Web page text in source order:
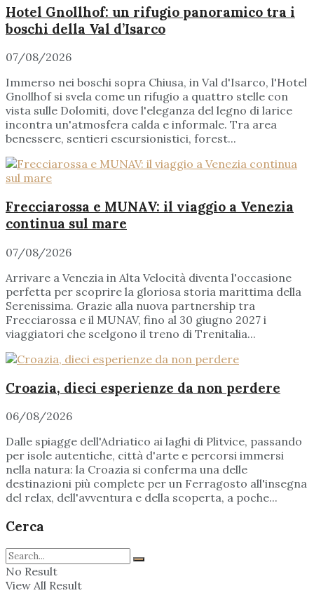
Hotel Gnollhof: un rifugio panoramico tra i
boschi della Val d’Isarco
07/08/2026
Immerso nei boschi sopra Chiusa, in Val d'Isarco, l'Hotel
Gnollhof si svela come un rifugio a quattro stelle con
vista sulle Dolomiti, dove l'eleganza del legno di larice
incontra un'atmosfera calda e informale. Tra area
benessere, sentieri escursionistici, forest...
Frecciarossa e MUNAV: il viaggio a Venezia
continua sul mare
07/08/2026
Arrivare a Venezia in Alta Velocità diventa l'occasione
perfetta per scoprire la gloriosa storia marittima della
Serenissima. Grazie alla nuova partnership tra
Frecciarossa e il MUNAV, fino al 30 giugno 2027 i
viaggiatori che scelgono il treno di Trenitalia...
Croazia, dieci esperienze da non perdere
06/08/2026
Dalle spiagge dell'Adriatico ai laghi di Plitvice, passando
per isole autentiche, città d'arte e percorsi immersi
nella natura: la Croazia si conferma una delle
destinazioni più complete per un Ferragosto all'insegna
del relax, dell'avventura e della scoperta, a poche...
Cerca
No Result
View All Result